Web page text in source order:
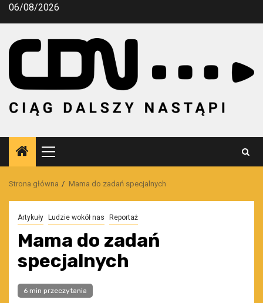
Przejdź
06/08/2026
Menu
główne
Strona główna Mama do zadań specjalnych
Artykuły Ludzie wokół nas Reportaż
Mama do zadań
specjalnych
6 min przeczytania